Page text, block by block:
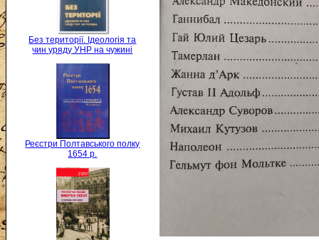
Без території. Ідеологія та
чин уряду УНР на чужині
Реєстри Полтавського полку
1654 р.